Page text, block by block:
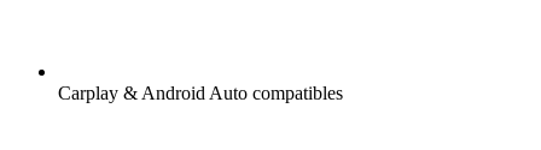
Carplay & Android Auto compatibles